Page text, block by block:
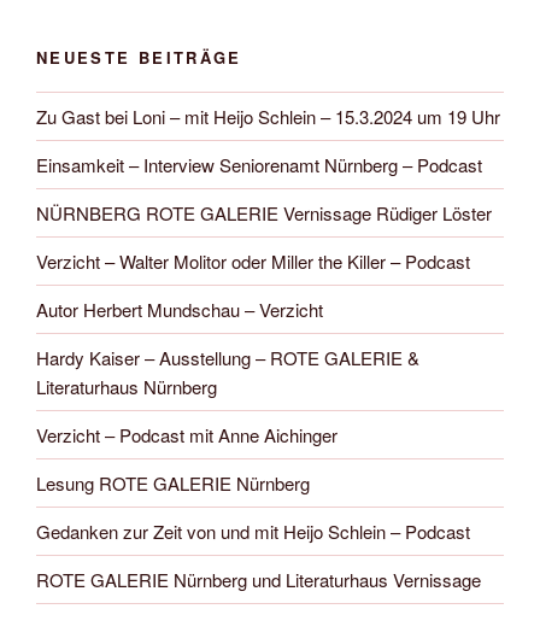
NEUESTE BEITRÄGE
Zu Gast bei Loni – mit Heijo Schlein – 15.3.2024 um 19 Uhr
Einsamkeit – Interview Seniorenamt Nürnberg – Podcast
NÜRNBERG ROTE GALERIE Vernissage Rüdiger Löster
Verzicht – Walter Molitor oder Miller the Killer – Podcast
Autor Herbert Mundschau – Verzicht
Hardy Kaiser – Ausstellung – ROTE GALERIE &
Literaturhaus Nürnberg
Verzicht – Podcast mit Anne Aichinger
Lesung ROTE GALERIE Nürnberg
Gedanken zur Zeit von und mit Heijo Schlein – Podcast
ROTE GALERIE Nürnberg und Literaturhaus Vernissage